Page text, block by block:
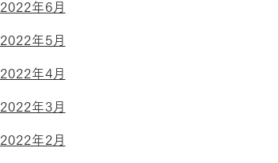
2022年6月
2022年5月
2022年4月
2022年3月
2022年2月